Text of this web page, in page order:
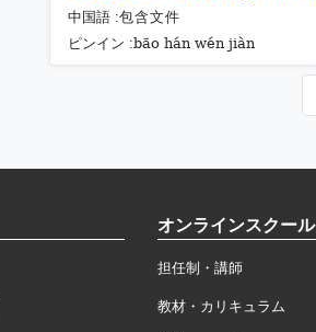
中国語 :包含文件
ピンイン :bāo hán wén jiàn
オンラインスクール
担任制・講師
教材・カリキュラム